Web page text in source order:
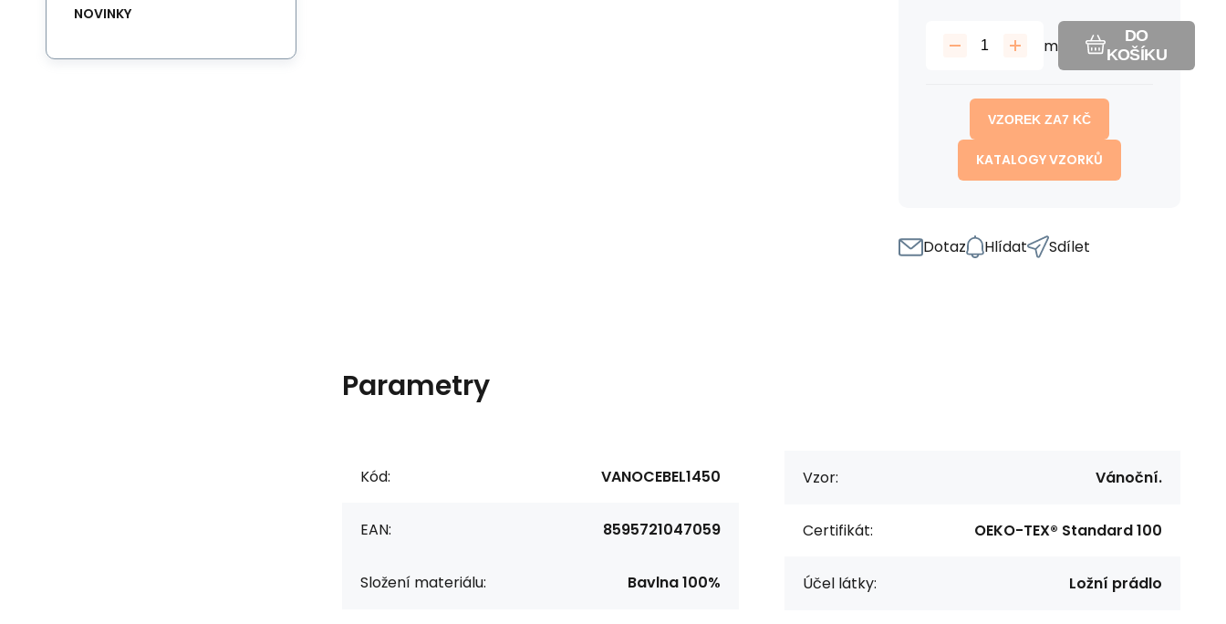
m
DO
KOŠÍKU
VZOREK ZA7 KČ
KATALOGY VZORKŮ
Dotaz Hlídat Sdílet
Parametry
Kód: VANOCEBEL1450
EAN: 8595721047059
Složení materiálu: Bavlna 100%
Vzor: Vánoční.
Certifikát: OEKO-TEX® Standard 100
Účel látky: Ložní prádlo
NOVINKY